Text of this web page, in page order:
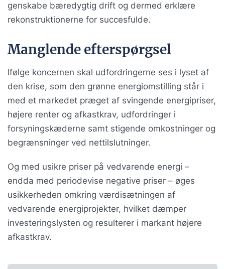
genskabe bæredygtig drift og dermed erklære
rekonstruktionerne for succesfulde.
Manglende efterspørgsel
Ifølge koncernen skal udfordringerne ses i lyset af
den krise, som den grønne energiomstilling står i
med et markedet præget af svingende energipriser,
højere renter og afkastkrav, udfordringer i
forsyningskæderne samt stigende omkostninger og
begrænsninger ved nettilslutninger.
Og med usikre priser på vedvarende energi –
endda med periodevise negative priser – øges
usikkerheden omkring værdisætningen af
vedvarende energiprojekter, hvilket dæmper
investeringslysten og resulterer i markant højere
afkastkrav.